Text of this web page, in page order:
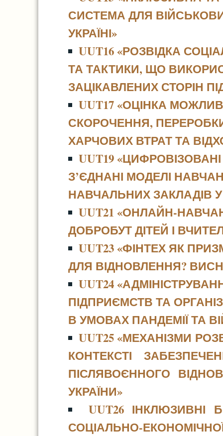
СИСТЕМА ДЛЯ
УКРАЇНІ»
UUT16 «РОЗВІДКА
ТА ТАКТИКИ, ЩО
ЗАЦІКАВЛЕНИХ СТОРІН
UUT17 «ОЦІНКА
СКОРОЧЕННЯ,
ХАРЧОВИХ ВТРАТ ТА
UUT19
З’ЄДНАНІ МОДЕЛІ
НАВЧАЛЬНИХ ЗАКЛАДІВ
UUT21 «ОНЛАЙН-
ДОБРОБУТ ДІТЕЙ І
UUT23 «ФІНТЕХ ЯК
ДЛЯ ВІДНОВЛЕННЯ?
UUT24
ПІДПРИЄМСТВ ТА
В УМОВАХ ПАНДЕМІЇ ТА
UUT25 «МЕХАНІЗМИ
КОНТЕКСТІ
ПІСЛЯВОЄННОГО
УКРАЇНИ»
UUT26 ІНКЛЮЗИВНІ
СОЦІАЛЬНО-